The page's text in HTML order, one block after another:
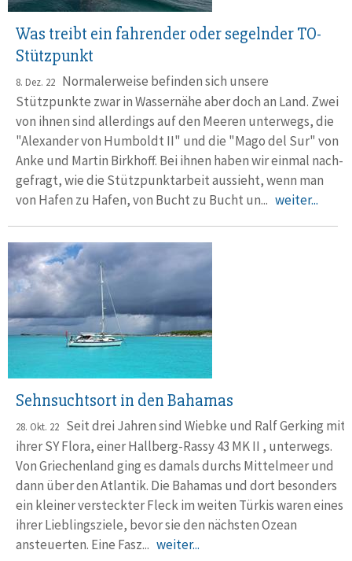
Was treibt ein fahrender oder segelnder TO-
Stützpunkt
8. Dez. 22 Normalerweise befinden sich unsere
Stützpunkte zwar in Wasser­nähe aber doch an Land. Zwei
von ihnen sind aller­dings auf den Meeren unter­wegs, die
"Alexander von Humboldt II" und die "Mago del Sur" von
Anke und Martin Birkhoff. Bei ihnen haben wir einmal nach­
gefragt, wie die Stütz­punkt­arbeit aus­sieht, wenn man
von Hafen zu Hafen, von Bucht zu Bucht un... weiter...
Sehnsuchtsort in den Bahamas
28. Okt. 22 Seit drei Jahren sind Wiebke und Ralf Gerking mit
ihrer SY Flora, einer Hallberg-Rassy 43 MK II , unterwegs.
Von Griechen­land ging es damals durchs Mittelmeer und
dann über den Atlantik. Die Ba­h­amas und dort besonders
ein kleiner ver­steck­ter Fleck im weiten Türkis waren eines
ihrer Lieb­lings­ziele, bevor sie den näch­sten Ozean
ansteuerten. Eine Fasz... weiter...